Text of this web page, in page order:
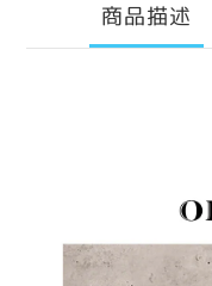
商品描述